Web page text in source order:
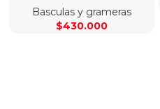
Basculas y grameras
$430.000